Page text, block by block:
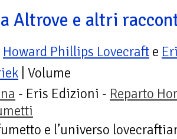
Altrove e altri
Howard Phillips Lovecraft e
| Volume
- Eris Edizioni - Reparto
e l’universo